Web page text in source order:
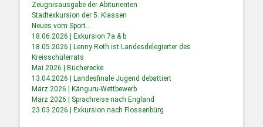
Zeugnisausgabe der Abiturienten
Stadtexkursion der 5. Klassen
Neues vom Sport…
18.06.2026 | Exkursion 7a & b
18.05.2026 | Lenny Roth ist Landesdelegierter des
Kreisschülerrats
Mai 2026 | Bücherecke
13.04.2026 | Landesfinale Jugend debattiert
März 2026 | Känguru-Wettbewerb
März 2026 | Sprachreise nach England
23.03.2026 | Exkursion nach Flossenbürg